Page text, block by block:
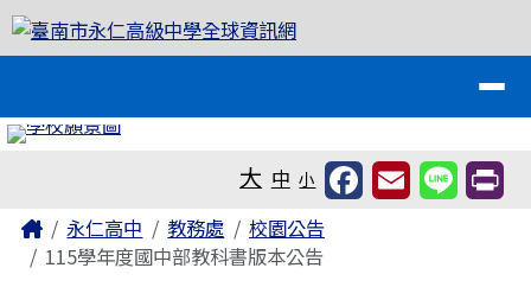
跳至主內容區
臺南市永仁高級中學全球資訊網
大 中 小
主內容區域
Home永仁高中 教務處
校園公告
115學年度國中部教科書版本公告
頁尾區域